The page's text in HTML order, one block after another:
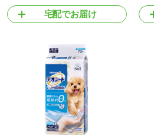
宅配でお届け